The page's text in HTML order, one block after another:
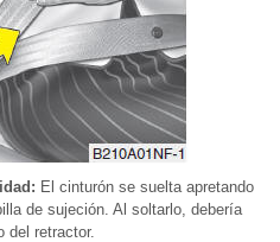
El cinturón se suelta apretando
de sujeción. Al soltarlo, debería
del retractor.